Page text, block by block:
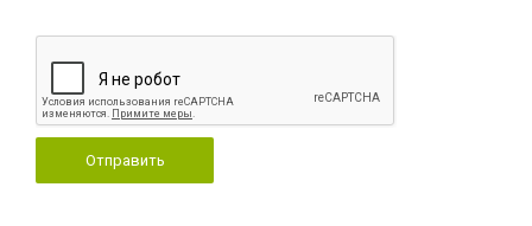
Отправить